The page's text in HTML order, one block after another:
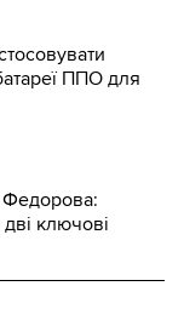
ППО для
Федорова:
ключові